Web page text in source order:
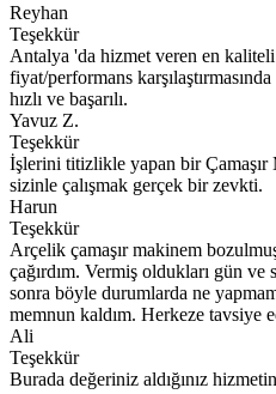
Reyhan
Teşekkür
Antalya 'da hizmet veren en
fiyat/performans
hızlı ve başarılı.
Yavuz Z.
Teşekkür
İşlerini titizlikle yapan bir
sizinle çalışmak gerçek bir zevkti.
Harun
Teşekkür
Arçelik çamaşır makinem
çağırdım. Vermiş oldukları gün ve
sonra böyle durumlarda ne
memnun kaldım. Herkeze tavsiye
Ali
Teşekkür
Burada değeriniz aldığınız